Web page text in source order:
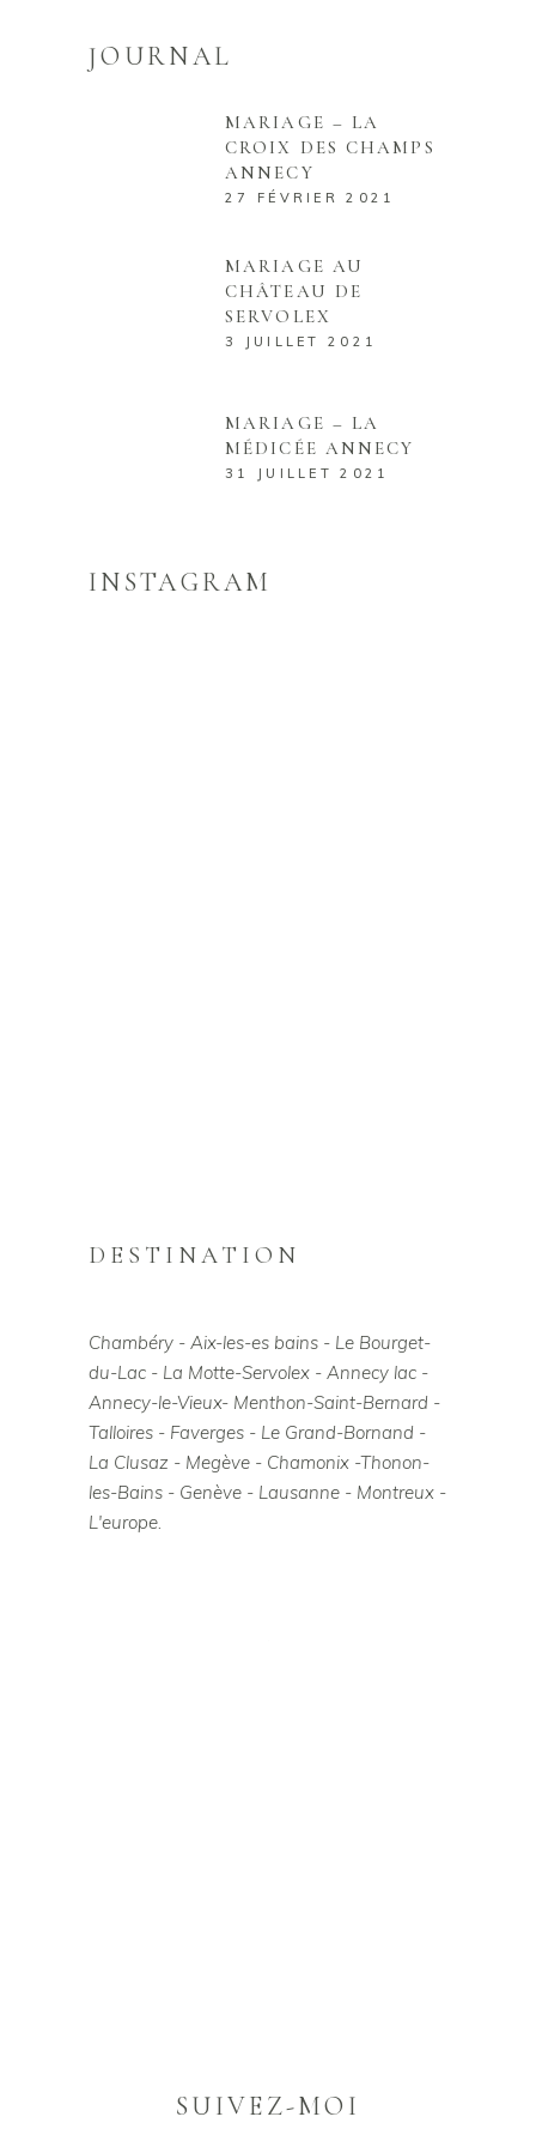
JOURNAL
MARIAGE – LA
CROIX DES CHAMPS
ANNECY
27 FÉVRIER 2021
MARIAGE AU
CHÂTEAU DE
SERVOLEX
3 JUILLET 2021
MARIAGE – LA
MÉDICÉE ANNECY
31 JUILLET 2021
INSTAGRAM
DESTINATION
Chambéry - Aix-les-es bains - Le Bourget-
du-Lac - La Motte-Servolex - Annecy lac -
Annecy-le-Vieux- Menthon-Saint-Bernard -
Talloires - Faverges - Le Grand-Bornand -
La Clusaz - Megève - Chamonix -Thonon-
les-Bains - Genève - Lausanne - Montreux -
L'europe.
SUIVEZ-MOI